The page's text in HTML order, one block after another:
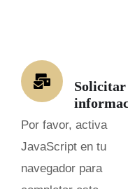
Solicitar
Por favor, activa
JavaScript en tu
navegador para